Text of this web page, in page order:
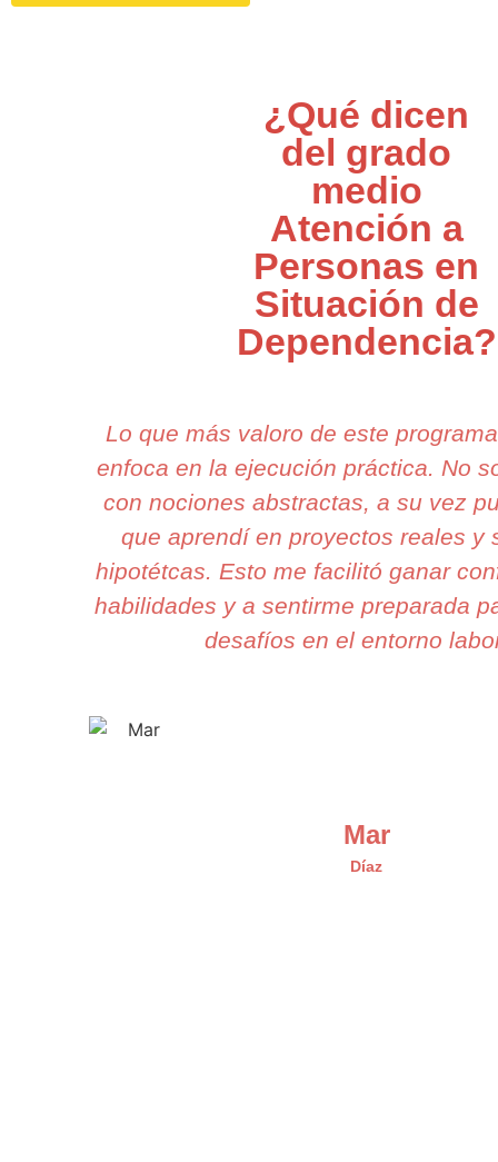
¿Qué dicen
del grado
medio
Atención a
Personas en
Situación de
Dependencia?
Lo que más valoro de este
enfoca en la ejecución práctica. No
con nociones abstractas, a su vez
que aprendí en proyectos reales y
hipotétcas. Esto me facilitó ganar
habilidades y a sentirme preparada
desafíos en el entorno
Mar
Díaz